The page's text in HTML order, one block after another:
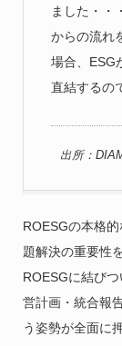
ました・・
からの流れ
場合、ESG
直結するの
出所：
ROESGの本格
題解決の重要性
ROESGに結び
営計画・統合報
う姿勢が全面に